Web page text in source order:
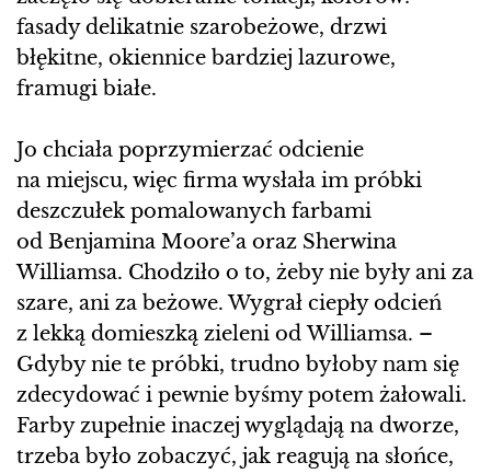
fasady delikatnie szarobeżowe, drzwi
błękitne, okiennice bardziej lazurowe,
framugi białe.
Jo chciała poprzymierzać odcienie
na miejscu, więc firma wysłała im próbki
deszczułek pomalowanych farbami
od Benjamina Moore’a oraz Sherwina
Williamsa. Chodziło o to, żeby nie były ani za
szare, ani za beżowe. Wygrał ciepły odcień
z lekką domieszką zieleni od Williamsa. –
Gdyby nie te próbki, trudno byłoby nam się
zdecydować i pewnie byśmy potem żałowali.
Farby zupełnie inaczej wyglądają na dworze,
trzeba było zobaczyć, jak reagują na słońce,